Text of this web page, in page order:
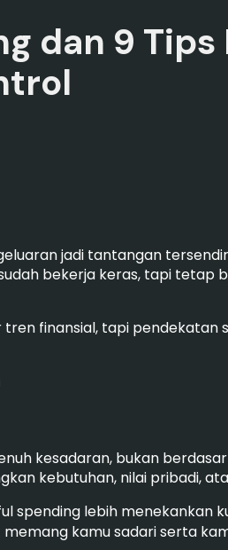
dan 9
jadi tantangan
bekerja keras, tapi
finansial, tapi
kesadaran, bukan
kebutuhan, nilai pribadi,
spending lebih menekankan
kamu sadari serta